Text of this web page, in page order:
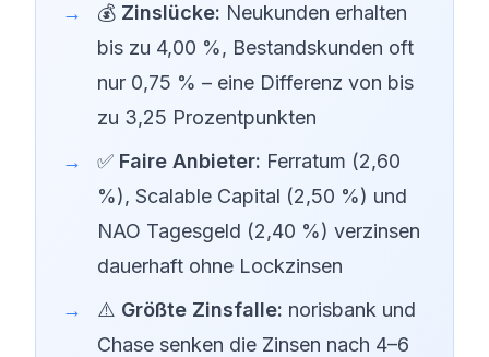
💰 Zinslücke: Neukunden erhalten
bis zu 4,00 %, Bestandskunden oft
nur 0,75 % – eine Differenz von bis
zu 3,25 Prozentpunkten
✅ Faire Anbieter: Ferratum (2,60
%), Scalable Capital (2,50 %) und
NAO Tagesgeld (2,40 %) verzinsen
dauerhaft ohne Lockzinsen
⚠️ Größte Zinsfalle: norisbank und
Chase senken die Zinsen nach 4–6